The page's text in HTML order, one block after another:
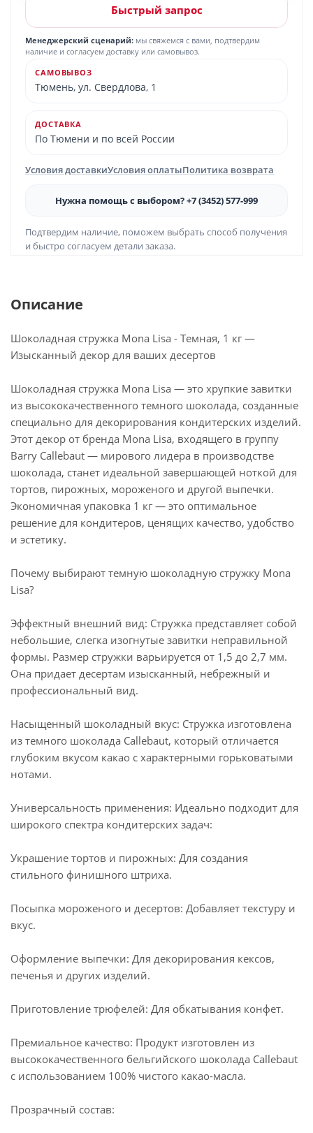
Быстрый запрос
Менеджерский сценарий: мы свяжемся с вами, подтвердим
наличие и согласуем доставку или самовывоз.
САМОВЫВОЗ
Тюмень, ул. Свердлова, 1
ДОСТАВКА
По Тюмени и по всей России
Условия доставкиУсловия оплатыПолитика возврата
Нужна помощь с выбором? +7 (3452) 577-999
Подтвердим наличие, поможем выбрать способ получения
и быстро согласуем детали заказа.
Описание
Шоколадная стружка Mona Lisa - Темная, 1 кг —
Изысканный декор для ваших десертов
Шоколадная стружка Mona Lisa — это хрупкие завитки
из высококачественного темного шоколада, созданные
специально для декорирования кондитерских изделий.
Этот декор от бренда Mona Lisa, входящего в группу
Barry Callebaut — мирового лидера в производстве
шоколада, станет идеальной завершающей ноткой для
тортов, пирожных, мороженого и другой выпечки.
Экономичная упаковка 1 кг — это оптимальное
решение для кондитеров, ценящих качество, удобство
и эстетику.
Почему выбирают темную шоколадную стружку Mona
Lisa?
Эффектный внешний вид: Стружка представляет собой
небольшие, слегка изогнутые завитки неправильной
формы. Размер стружки варьируется от 1,5 до 2,7 мм.
Она придает десертам изысканный, небрежный и
профессиональный вид.
Насыщенный шоколадный вкус: Стружка изготовлена
из темного шоколада Callebaut, который отличается
глубоким вкусом какао с характерными горьковатыми
нотами.
Универсальность применения: Идеально подходит для
широкого спектра кондитерских задач:
Украшение тортов и пирожных: Для создания
стильного финишного штриха.
Посыпка мороженого и десертов: Добавляет текстуру и
вкус.
Оформление выпечки: Для декорирования кексов,
печенья и других изделий.
Приготовление трюфелей: Для обкатывания конфет.
Премиальное качество: Продукт изготовлен из
высококачественного бельгийского шоколада Callebaut
с использованием 100% чистого какао-масла.
Прозрачный состав: